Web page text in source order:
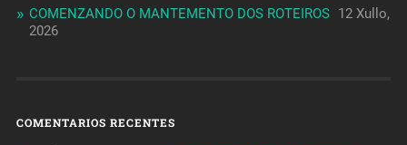
COMENZANDO O MANTEMENTO DOS ROTEIROS 12 Xullo,
2026
COMENTARIOS RECENTES